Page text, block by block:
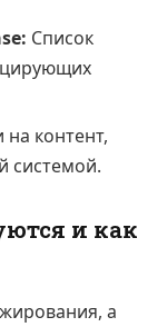
Список
на контент,
системой.
и как
а